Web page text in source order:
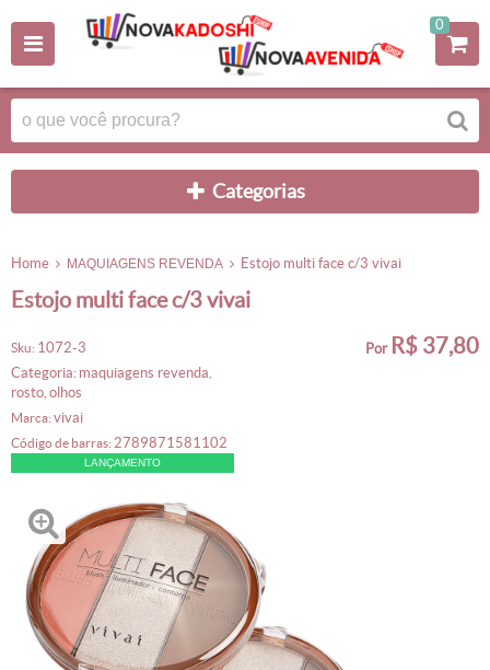
0
categorias
home MAQUIAGENS REVENDA estojo multi face c/3 vivai
estojo multi face c/3 vivai
sku: 1072-3
categoria: maquiagens revenda
rosto olhos
marca: vivai
código de barras: 2789871581102
LANÇAMENTO
por R$ 37,80